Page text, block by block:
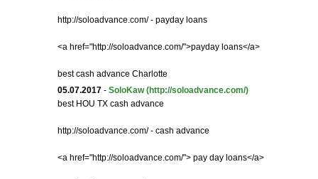
http://soloadvance.com/ - payday loans
<a href="http://soloadvance.com/">payday loans</a>
best cash advance Charlotte
05.07.2017 - SoloKaw (http://soloadvance.com/)
best HOU TX cash advance
http://soloadvance.com/ - cash advance
<a href="http://soloadvance.com/"> pay day loans</a>